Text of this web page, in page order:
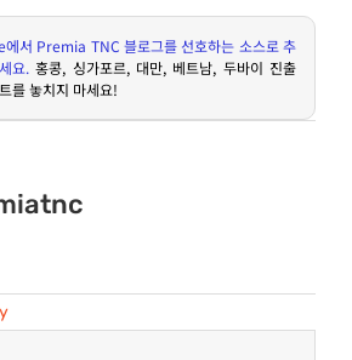
에서 Premia TNC블로그를 선호하는 소스로 추
요. 홍콩, 싱가포르, 대만, 베트남, 두바이 진출
를 놓치지 마세요!